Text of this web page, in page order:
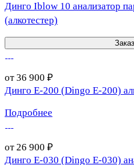
Динго Iblow 10 анализатор
(алкотестер)
от 36 900 ₽
Динго Е-200 (Dingo E-200)
Подробнее
от 26 900 ₽
Динго Е-030 (Dingo E-030)